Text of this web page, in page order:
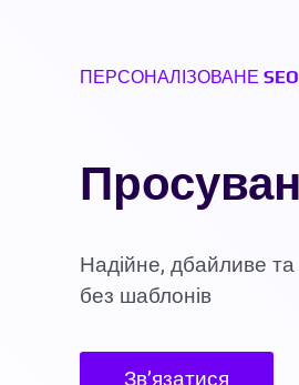
ПЕРСОНАЛІЗОВАНЕ SEO
Надійне, дбайливе
без шаблонів
Зв’язатися